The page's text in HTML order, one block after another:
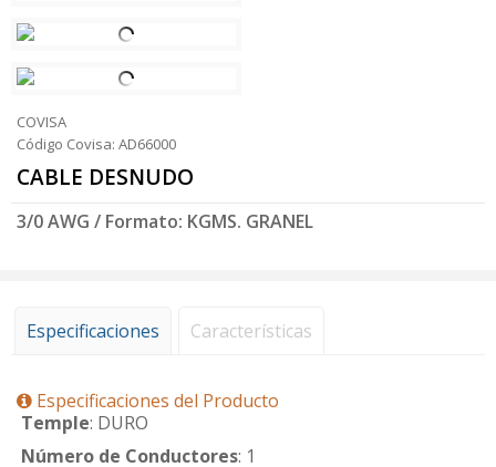
COVISA
Código Covisa: AD66000
CABLE DESNUDO
3/0 AWG / Formato: KGMS. GRANEL
Especificaciones Características
Especificaciones del Producto
Temple: DURO
Número de Conductores: 1